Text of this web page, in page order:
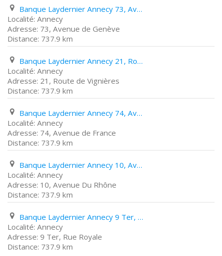
Banque Laydernier Annecy 73, Avenue de Genève
Annecy
73, Avenue de Genève
737.9 km
Banque Laydernier Annecy 21, Route de Vignières
Annecy
21, Route de Vignières
737.9 km
Banque Laydernier Annecy 74, Avenue de France
Annecy
74, Avenue de France
737.9 km
Banque Laydernier Annecy 10, Avenue Du Rhône
Annecy
10, Avenue Du Rhône
737.9 km
Banque Laydernier Annecy 9 Ter, Rue Royale
Annecy
9 Ter, Rue Royale
737.9 km